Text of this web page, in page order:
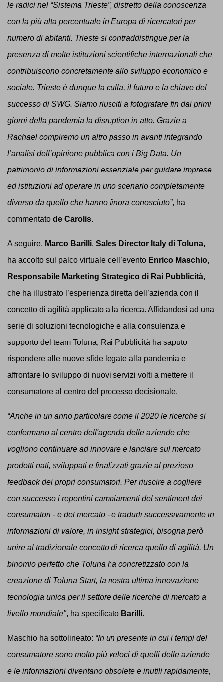
le radici nel “Sistema Trieste”, distretto della conoscenza
con la più alta percentuale in Europa di ricercatori per
numero di abitanti. Trieste si contraddistingue per la
presenza di molte istituzioni scientifiche internazionali che
contribuiscono concretamente allo sviluppo economico e
sociale. Trieste è dunque la culla, il futuro e la chiave del
successo di SWG. Siamo riusciti a fotografare fin dai primi
giorni della pandemia la disruption in atto. Grazie a
Rachael compiremo un altro passo in avanti integrando
l’analisi dell’opinione pubblica con i Big Data. Un
patrimonio di informazioni essenziale per guidare imprese
ed istituzioni ad operare in uno scenario completamente
diverso da quello che hanno finora conosciuto”, ha
commentato de Carolis.
A seguire, Marco Barilli, Sales Director Italy di Toluna,
ha accolto sul palco virtuale dell’evento Enrico Maschio,
Responsabile Marketing Strategico di Rai Pubblicità,
che ha illustrato l’esperienza diretta dell’azienda con il
concetto di agilità applicato alla ricerca. Affidandosi ad una
serie di soluzioni tecnologiche e alla consulenza e
supporto del team Toluna, Rai Pubblicità ha saputo
rispondere alle nuove sfide legate alla pandemia e
affrontare lo sviluppo di nuovi servizi volti a mettere il
consumatore al centro del processo decisionale.
“Anche in un anno particolare come il 2020 le ricerche si
confermano al centro dell'agenda delle aziende che
vogliono continuare ad innovare e lanciare sul mercato
prodotti nati, sviluppati e finalizzati grazie al prezioso
feedback dei propri consumatori. Per riuscire a cogliere
con successo i repentini cambiamenti del sentiment dei
consumatori - e del mercato - e tradurli successivamente in
informazioni di valore, in insight strategici, bisogna però
unire al tradizionale concetto di ricerca quello di agilità. Un
binomio perfetto che Toluna ha concretizzato con la
creazione di Toluna Start, la nostra ultima innovazione
tecnologia unica per il settore delle ricerche di mercato a
livello mondiale", ha specificato Barilli.
Maschio ha sottolineato: “In un presente in cui i tempi del
consumatore sono molto più veloci di quelli delle aziende
e le informazioni diventano obsolete e inutili rapidamente,